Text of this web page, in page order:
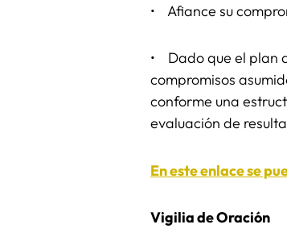
• Afiance su
• Dado que el plan
compromisos
conforme una
evaluación de
En este enlace se
Vigilia de Oración